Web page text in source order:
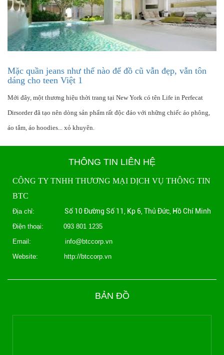
Mặc quần jeans như thế nào để đồ cũ vẫn đẹp, vẫn tôn
dáng cho teen Việt 1
Mới đây, một thương hiệu thời trang tại New York có tên Life in Perfecat
Dirsorder đã tạo nên dòng sản phẩm rất độc đáo với những chiếc áo phông,
áo tắm, áo hoodies... xỏ khuyên.
THÔNG TIN LIÊN HỆ
CÔNG TY TNHH THƯƠNG MẠI DỊCH VỤ THÔNG TIN
BTC
Địa chỉ: Số 10 Đường Số 11, Kp 6, Thủ Đức, Hồ Chí Minh
Điện thoại: 093 801 1235
Email: info@btccorp.vn
Website: http://btccorp.vn
BẢN ĐỒ